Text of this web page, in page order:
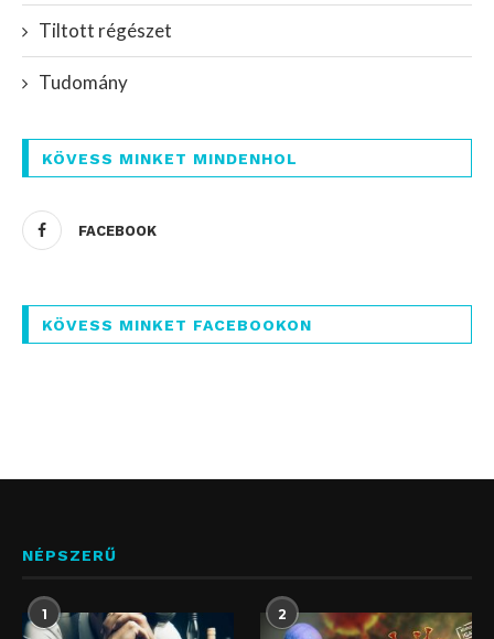
Tiltott régészet
Tudomány
KÖVESS MINKET MINDENHOL
FACEBOOK
KÖVESS MINKET FACEBOOKON
NÉPSZERŰ
1 2